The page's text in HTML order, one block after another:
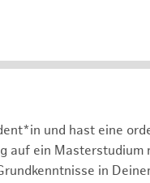
und hast eine
auf ein Masterstudium
in